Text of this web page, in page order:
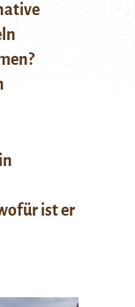
ist er